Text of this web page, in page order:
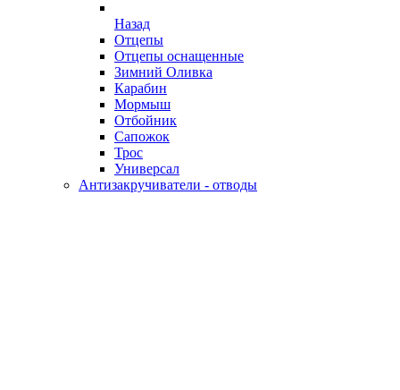
Назад
Отцепы
Отцепы оснащенные
Зимний Оливка
Карабин
Мормыш
Отбойник
Сапожок
Трос
Универсал
Антизакручиватели - отводы